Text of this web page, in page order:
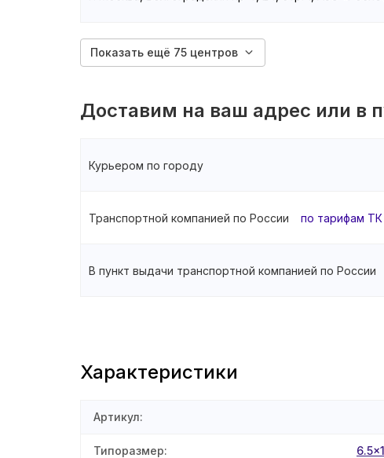
Показать ещё 75 центров
Доставим на ваш адрес или в
Курьером по городу
Транспортной компанией по России по тарифам ТК
В пункт выдачи транспортной компанией по России
Характеристики
Артикул:
Типоразмер: